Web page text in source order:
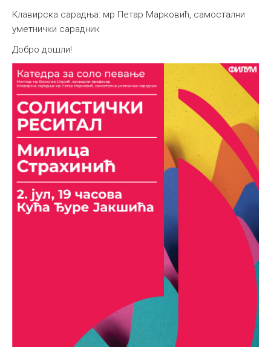
Клавирска сарадња: мр Петар Марковић, самостални
уметнички сарадник
Добро дошли!